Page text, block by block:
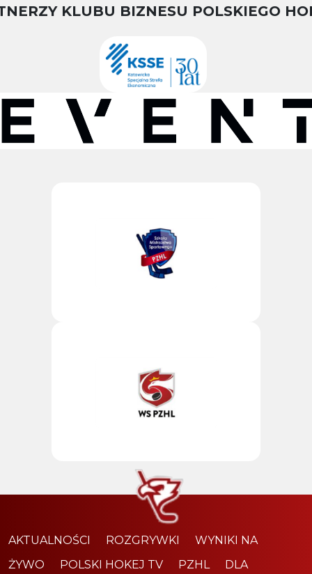
KLUBU BIZNESU POLSKIEGO
AKTUALNOŚCI ROZGRYWKI
WYNIKI NA
ŻYWO
POLSKI HOKEJ TV PZHL DLA